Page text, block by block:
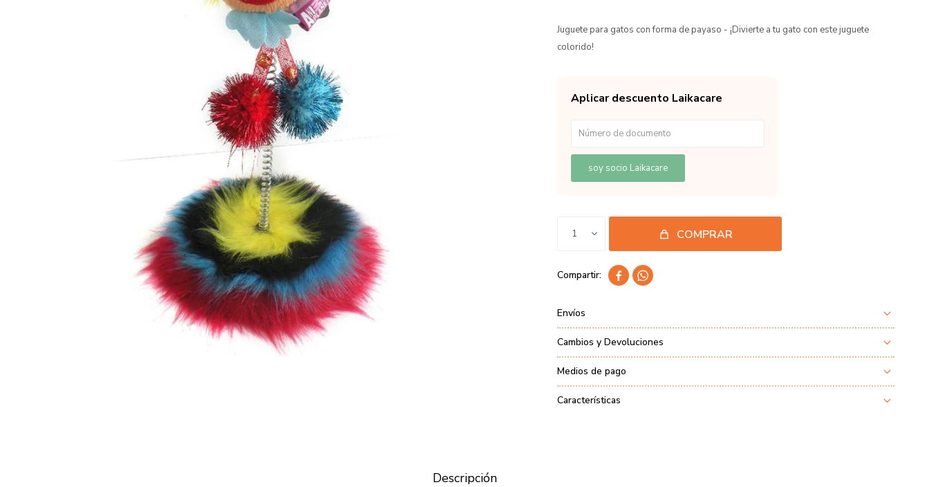
Juguete para gatos con forma de payaso - ¡Divierte a tu gato con este juguete
colorido!
Aplicar descuento Laikacare
soy socio Laikacare
1 COMPRAR
 
Envíos
Cambios y Devoluciones
Medios de pago
Características
Descripción